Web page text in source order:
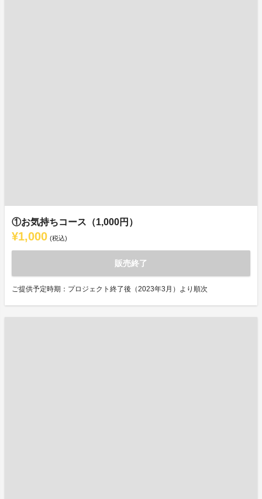
①お気持ちコース（1,000円）
¥1,000 (税込)
販売終了
ご提供予定時期：プロジェクト終了後（2023年3月）より順次